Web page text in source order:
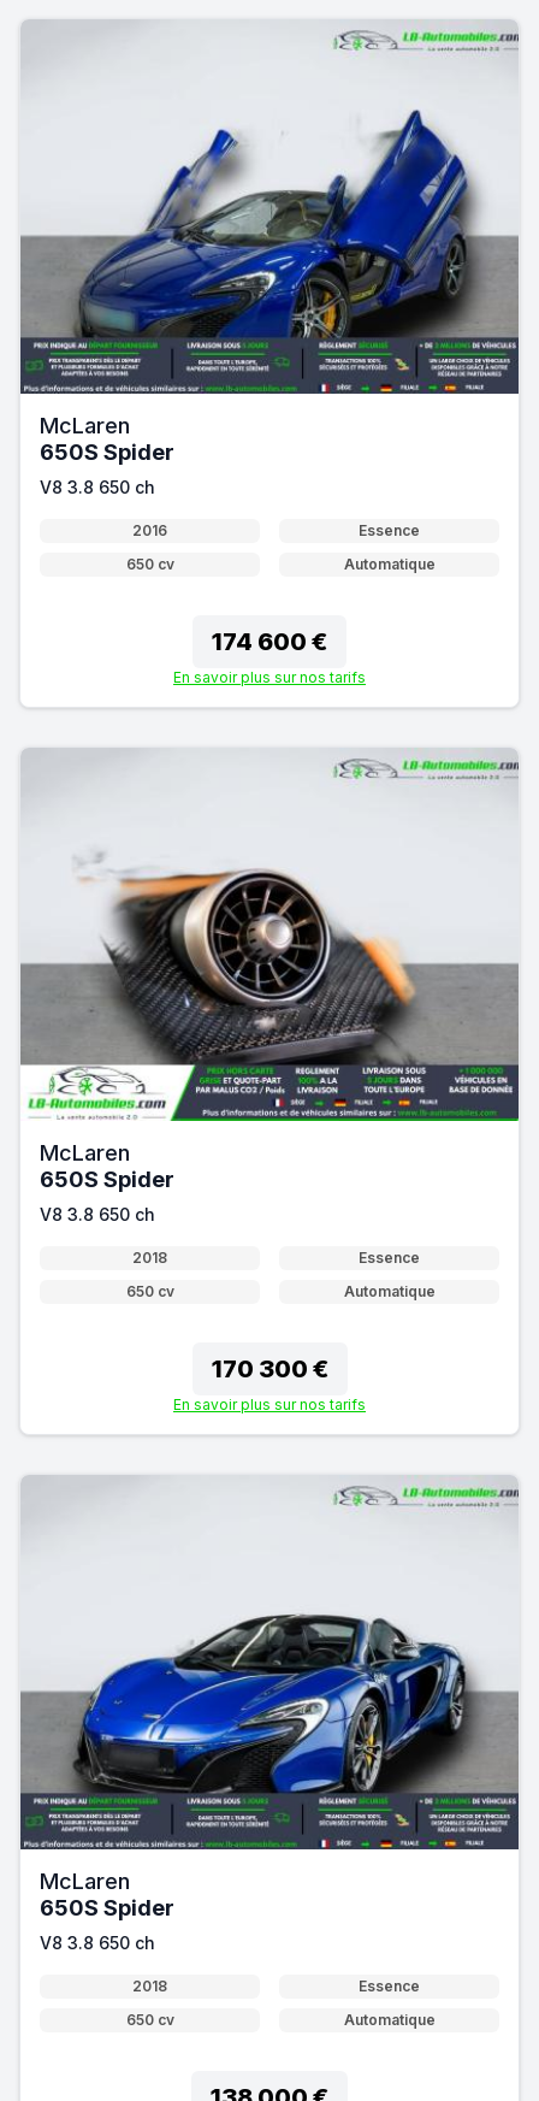
McLaren
650S Spider
V8 3.8 650 ch
2016
Essence
650 cv
Automatique
174 600 €
En savoir plus sur nos tarifs
McLaren
650S Spider
V8 3.8 650 ch
2018
Essence
650 cv
Automatique
170 300 €
En savoir plus sur nos tarifs
McLaren
650S Spider
V8 3.8 650 ch
2018
Essence
650 cv
Automatique